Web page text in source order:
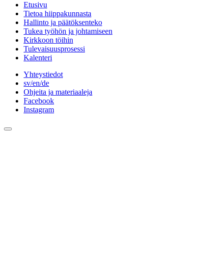
Etusivu
Tietoa hiippakunnasta
Hallinto ja päätöksenteko
Tukea työhön ja johtamiseen
Kirkkoon töihin
Tulevaisuusprosessi
Kalenteri
Yhteystiedot
sv/en/de
Ohjeita ja materiaaleja
Facebook
Instagram